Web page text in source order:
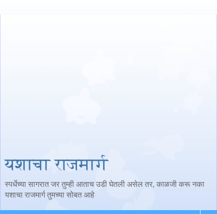
यशाचा राजमार्ग
स्पर्धेच्या सागरात जर तुम्ही आताच उडी घेतली असेल तर, काळजी करू नका
यशाचा राजमार्ग तुमच्या सोबत आहे